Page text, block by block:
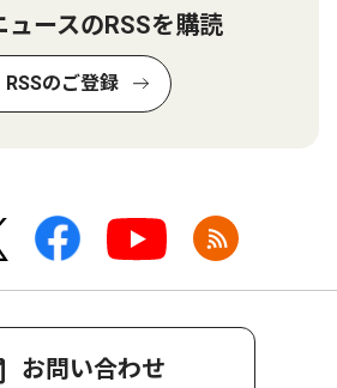
ュースのRSSを購読
RSSのご登録
お問い合わせ